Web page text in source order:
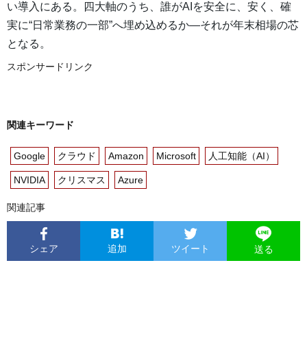
い導入にある。四大軸のうち、誰がAIを安全に、安く、確
実に“日常業務の一部”へ埋め込めるか—それが年末相場の芯
となる。
スポンサードリンク
関連キーワード
Google クラウド Amazon Microsoft 人工知能（AI）
NVIDIA クリスマス Azure
関連記事
シェア 追加 ツイート 送る